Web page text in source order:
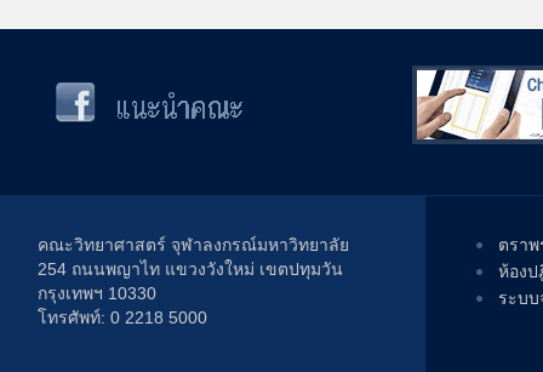
คณะวิทยาศาสตร์ จุฬาลงกรณ์มหาวิทยาลัย
254 ถนนพญาไท แขวงวังใหม่ เขตปทุมวัน
กรุงเทพฯ 10330
โทรศัพท์: 0 2218 5000
ตราพ
ห้องป
ระบบ